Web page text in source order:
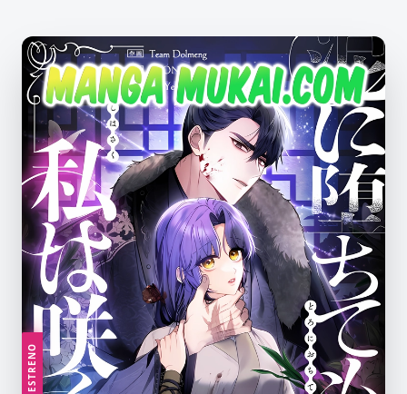
ESTRENO